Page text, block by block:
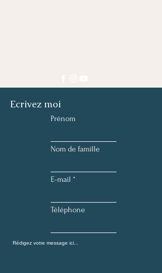
Ecrivez moi
Prénom
Nom de famille
E-mail
Téléphone